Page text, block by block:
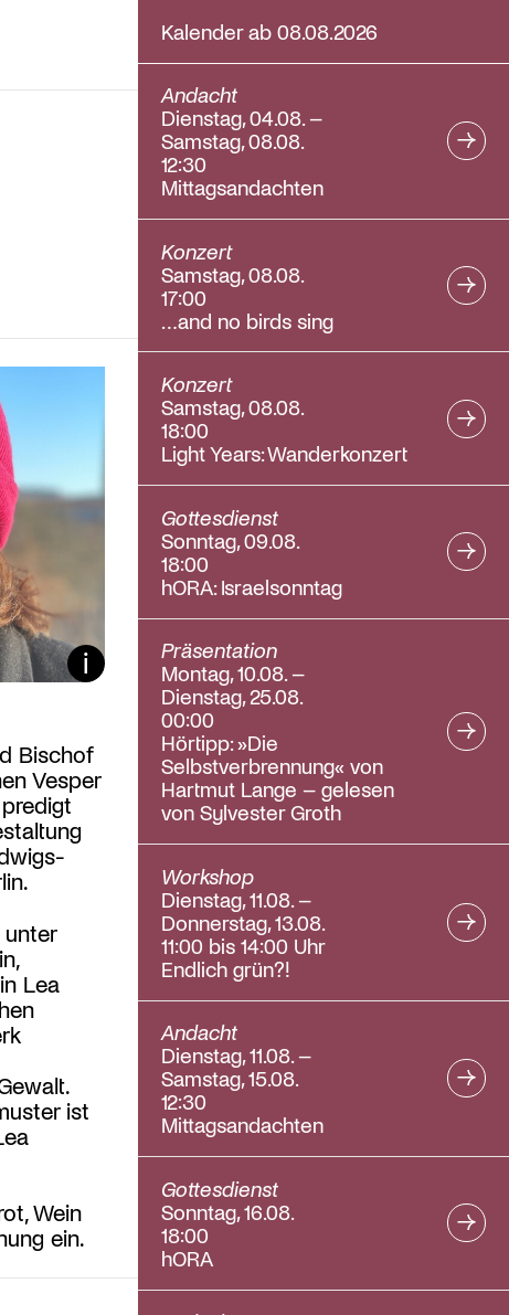
Bildunterschrift ein/
Bischof
Vesper
unter
Lea
ist
Wein
ein.
Kalender ab 08.08.2026
Andacht
Dienstag, 04.08. –
Samstag, 08.08.
12:30
Mittagsandachten
Konzert
Samstag, 08.08.
17:00
…and no birds sing
Konzert
Samstag, 08.08.
18:00
Light Years: Wanderkonzert
Gottesdienst
Sonntag, 09.08.
18:00
hORA: Israelsonntag
Präsentation
Montag, 10.08. –
Dienstag, 25.08.
00:00
Hörtipp: »Die
Selbstverbrennung« von
Hartmut Lange – gelesen
von Sylvester Groth
Workshop
Dienstag, 11.08. –
Donnerstag, 13.08.
11:00 bis 14:00 Uhr
Endlich grün?!
Andacht
Dienstag, 11.08. –
Samstag, 15.08.
12:30
Mittagsandachten
Gottesdienst
Sonntag, 16.08.
18:00
hORA